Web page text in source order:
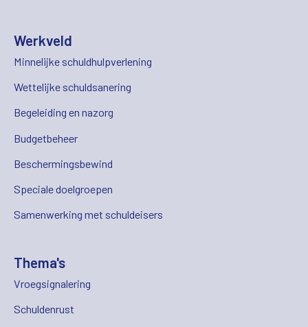
Werkveld
Minnelijke schuldhulpverlening
Wettelijke schuldsanering
Begeleiding en nazorg
Budgetbeheer
Beschermingsbewind
Speciale doelgroepen
Samenwerking met schuldeisers
Thema's
Vroegsignalering
Schuldenrust